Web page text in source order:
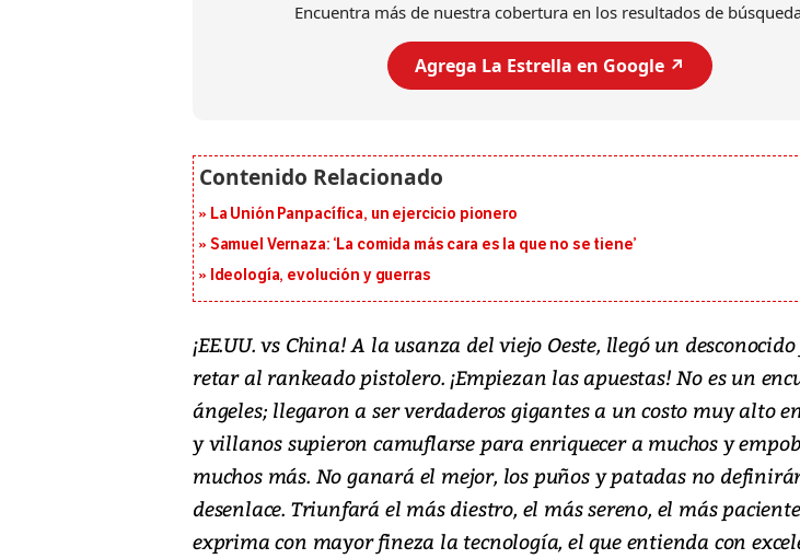
Encuentra más de nuestra cobertura en los resultados de
Agrega La Estrella en Google ↗️
La Unión Panpacífica, un ejercicio pionero
Samuel Vernaza: ‘La comida más cara es la que no se tiene’
Ideología, evolución y guerras
¡EE.UU. vs China! A la usanza del viejo Oeste, llegó un
retar al rankeado pistolero. ¡Empiezan las apuestas! No es un
ángeles; llegaron a ser verdaderos gigantes a un costo muy alto
y villanos supieron camuflarse para enriquecer a muchos y
muchos más. No ganará el mejor, los puños y patadas no
desenlace. Triunfará el más diestro, el más sereno, el más
exprima con mayor fineza la tecnología, el que entienda con